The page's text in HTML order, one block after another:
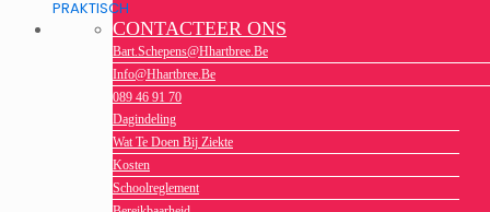
PRAKTISCH
CONTACTEER ONS
Bart.schepens@hhartbree.be
Info@hhartbree.be
089 46 91 70
Dagindeling
Wat Te Doen Bij Ziekte
Kosten
Schoolreglement